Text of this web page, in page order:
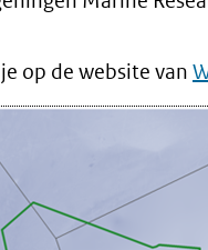
op de website van